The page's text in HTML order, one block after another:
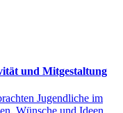
und Mitgestaltung
Jugendliche im